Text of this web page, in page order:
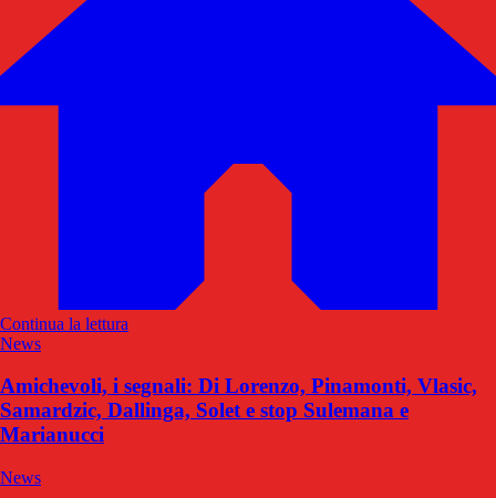
Continua la lettura
News
Amichevoli, i segnali: Di Lorenzo, Pinamonti, Vlasic,
Samardzic, Dallinga, Solet e stop Sulemana e
Marianucci
News